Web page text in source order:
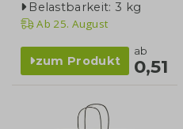
Belastbarkeit: 3 kg
Ab 25. August
zum Produkt
ab
0,51